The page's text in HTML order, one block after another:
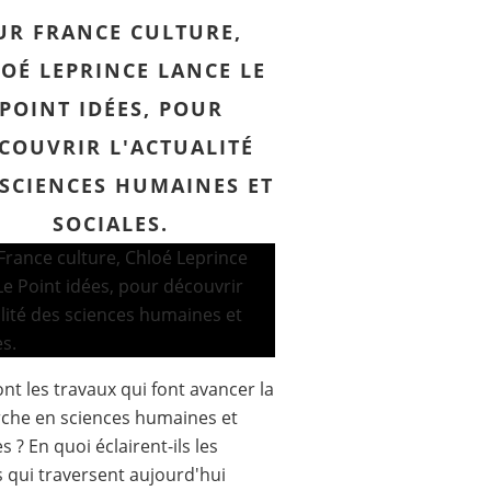
FRANCE CULTURE,
LEPRINCE LANCE LE
IDÉES, POUR
L'ACTUALITÉ
HUMAINES ET
SOCIALES.
les travaux qui font avancer la
en sciences humaines et
? En quoi éclairent-ils les
qui traversent aujourd'hui